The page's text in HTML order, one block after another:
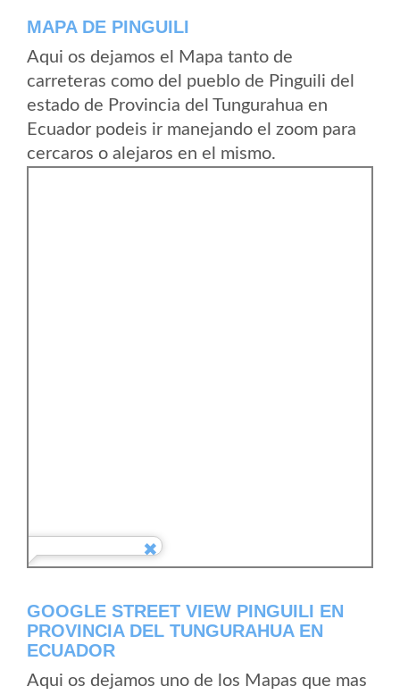
MAPA DE PINGUILI
Aqui os dejamos el Mapa tanto de
carreteras como del pueblo de Pinguili del
estado de Provincia del Tungurahua en
Ecuador podeis ir manejando el zoom para
cercaros o alejaros en el mismo.
GOOGLE STREET VIEW PINGUILI EN
PROVINCIA DEL TUNGURAHUA EN
ECUADOR
Aqui os dejamos uno de los Mapas que mas